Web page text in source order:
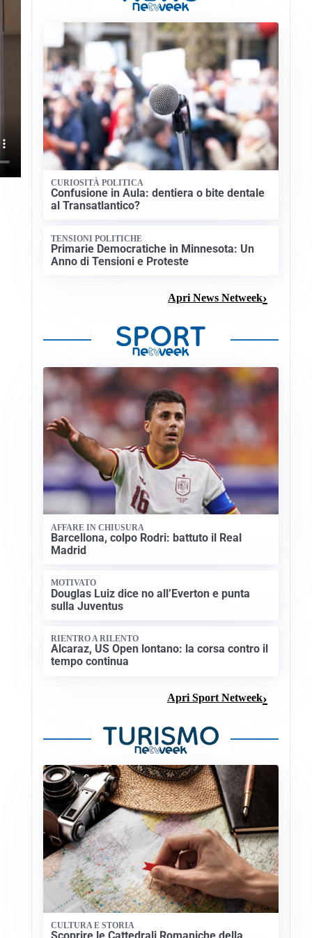
CURIOSITÀ POLITICA
Confusione in Aula: dentiera o bite dentale
al Transatlantico?
TENSIONI POLITICHE
Primarie Democratiche in Minnesota: Un
Anno di Tensioni e Proteste
Apri News Netweek
AFFARE IN CHIUSURA
Barcellona, colpo Rodri: battuto il Real
Madrid
MOTIVATO
Douglas Luiz dice no all’Everton e punta
sulla Juventus
RIENTRO A RILENTO
Alcaraz, US Open lontano: la corsa contro il
tempo continua
Apri Sport Netweek
CULTURA E STORIA